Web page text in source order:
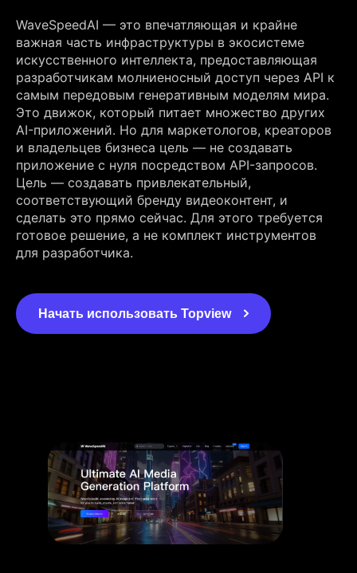
WaveSpeedAI — это впечатляющая и крайне
важная часть инфраструктуры в экосистеме
искусственного интеллекта, предоставляющая
разработчикам молниеносный доступ через API к
самым передовым генеративным моделям мира.
Это движок, который питает множество других
AI-приложений. Но для маркетологов, креаторов
и владельцев бизнеса цель — не создавать
приложение с нуля посредством API-запросов.
Цель — создавать привлекательный,
соответствующий бренду видеоконтент, и
сделать это прямо сейчас. Для этого требуется
готовое решение, а не комплект инструментов
для разработчика.
Начать использовать Topview